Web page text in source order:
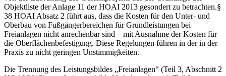
Objektliste der Anlage 11 der HOAI 2013 gesondert zu betrachten.§
38 HOAI Absatz 2 führt aus, dass die Kosten für den Unter- und
Oberbau von Fußgängerbereichen für Grundleistungen bei
Freianlagen nicht anrechenbar sind – mit Ausnahme der Kosten für
die Oberflächenbefestigung. Diese Regelungen führen in der in der
Praxis zu nicht geringen Unstimmigkeiten.
Die Trennung des Leistungsbildes „Freianlagen“ (Teil 3, Abschnitt 2